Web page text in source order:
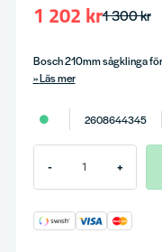
1 300 kr
1 202 kr
Bosch 210mm sågklinga
Läs mer
2608644345
- +